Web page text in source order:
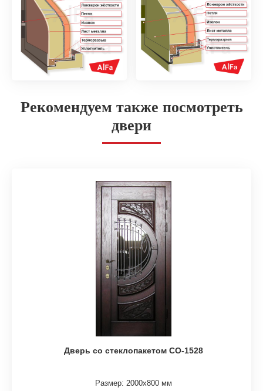
Рекомендуем также посмотреть
двери
Дверь со стеклопакетом СО-1528
Размер: 2000х800 мм